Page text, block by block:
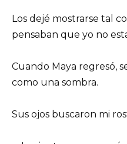
Los dejé mostrarse tal
pensaban que yo no
Cuando Maya regresó,
como una sombra.
Sus ojos buscaron mi